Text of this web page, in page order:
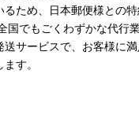
るため、日本郵便様との
国でもごくわずかな代行
送サービスで、お客様に
す。